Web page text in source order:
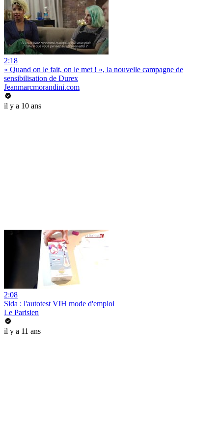
2:18
« Quand on le fait, on le met ! », la nouvelle campagne de
sensibilisation de Durex
Jeanmarcmorandini.com
il y a 10 ans
2:08
Sida : l'autotest VIH mode d'emploi
Le Parisien
il y a 11 ans